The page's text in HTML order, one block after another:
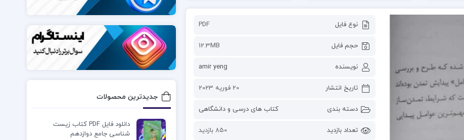
نوع فایل PDF
حجم فایل 12.3MB
نویسنده amir yeng
تاریخ انتشار 20 فوریه 2023
دسته بندی کتاب های درسی و دانشگاهی
تعداد بازدید 850 بازدید
جدیدترین محصولات
دانلود فایل PDF کتاب زیست
شناسی جامع دوازدهم